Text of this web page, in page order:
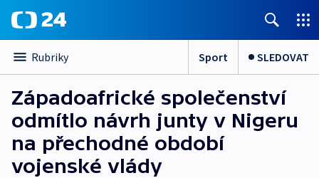
Rubriky Sport SLEDOVAT
Západoafrické společenství
odmítlo návrh junty v Nigeru
na přechodné období
vojenské vlády